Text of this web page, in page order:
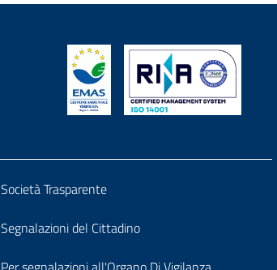
Block
it-
Società Trasparente
Segnalazioni del Cittadino